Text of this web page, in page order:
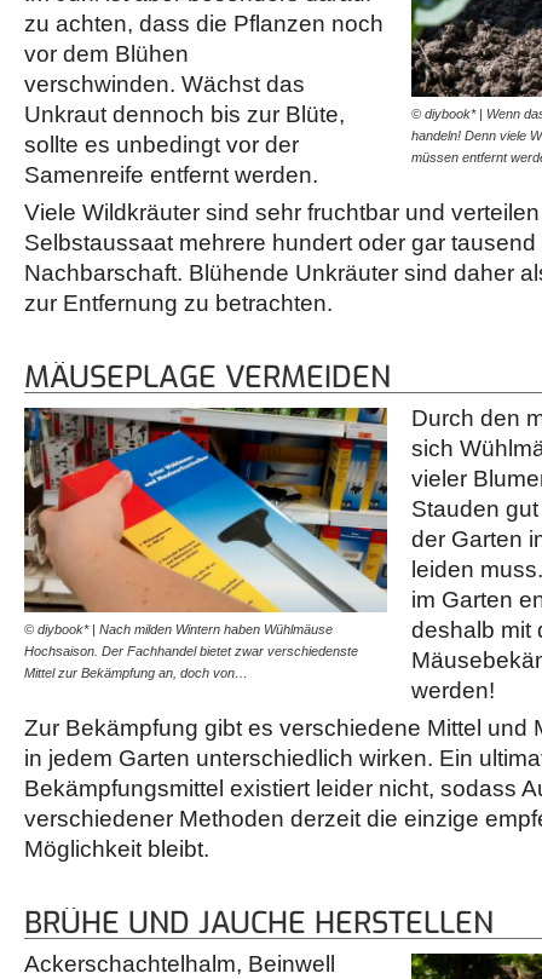
© diybook* | Wenn
handeln! Denn viele
müssen entfernt
zu achten, dass die Pflanzen noch
vor dem Blühen
verschwinden. Wächst das
Unkraut dennoch bis zur Blüte,
sollte es unbedingt vor der
Samenreife entfernt werden.
Viele Wildkräuter sind sehr fruchtbar und
Selbstaussaat mehrere hundert oder gar
Nachbarschaft. Blühende Unkräuter sind daher
zur Entfernung zu betrachten.
MÄUSEPLAGE VERMEIDEN
© diybook* | Nach milden Wintern haben Wühlmäuse
Hochsaison. Der Fachhandel bietet zwar verschiedenste
Mittel zur Bekämpfung an, doch von…
Durch den
sich
vieler
Stauden
der Garten
leiden
im Garten
deshalb mit
werden!
Zur Bekämpfung gibt es verschiedene Mittel und
in jedem Garten unterschiedlich wirken. Ein
Bekämpfungsmittel existiert leider nicht, sodass
verschiedener Methoden derzeit die einzige
Möglichkeit bleibt.
BRÜHE UND JAUCHE HERSTELLEN
Ackerschachtelhalm, Beinwell